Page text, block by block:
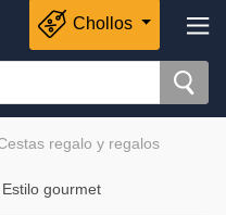
Chollos
regalo y regalos
gourmet